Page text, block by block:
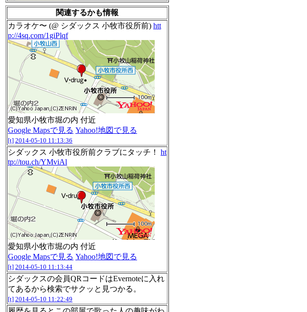
関連するかも情報
カラオケ〜 (@ シダックス 小牧市役所前) htt
p://4sq.com/1giPlqf
愛知県小牧市堀の内 付近
Google Mapsで見る Yahoo!地図で見る
[t] 2014-05-10 11:13:36
シダックス 小牧市役所前クラブにタッチ！ ht
tp://tou.ch/YMviAl
愛知県小牧市堀の内 付近
Google Mapsで見る Yahoo!地図で見る
[t] 2014-05-10 11:13:44
シダックスの会員QRコードはEvernoteに入れ
てあるから検索でサクッと見つかる。
[t] 2014-05-10 11:22:49